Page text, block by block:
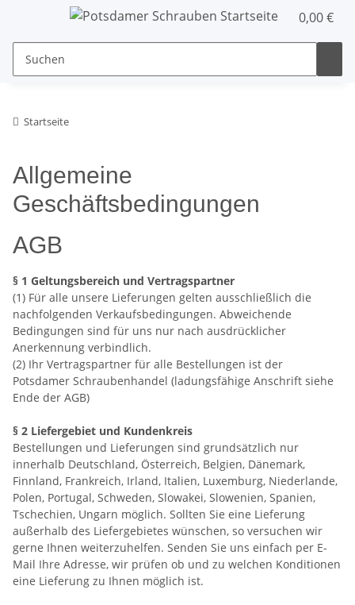
0,00 €
Startseite
Allgemeine
Geschäftsbedingungen
AGB
§ 1 Geltungsbereich und Vertragspartner
(1) Für alle unsere Lieferungen gelten ausschließlich die
nachfolgenden Verkaufsbedingungen. Abweichende
Bedingungen sind für uns nur nach ausdrücklicher
Anerkennung verbindlich.
(2) Ihr Vertragspartner für alle Bestellungen ist der
Potsdamer Schraubenhandel (ladungsfähige Anschrift siehe
Ende der AGB)
§ 2 Liefergebiet und Kundenkreis
Bestellungen und Lieferungen sind grundsätzlich nur
innerhalb Deutschland, Österreich, Belgien, Dänemark,
Finnland, Frankreich, Irland, Italien, Luxemburg, Niederlande,
Polen, Portugal, Schweden, Slowakei, Slowenien, Spanien,
Tschechien, Ungarn möglich. Sollten Sie eine Lieferung
außerhalb des Liefergebietes wünschen, so versuchen wir
gerne Ihnen weiterzuhelfen. Senden Sie uns einfach per E-
Mail Ihre Adresse, wir prüfen ob und zu welchen Konditionen
eine Lieferung zu Ihnen möglich ist.